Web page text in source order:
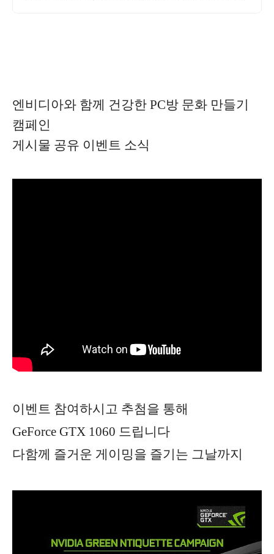
엔비디아와 함께 건강한 PC방 문화 만들기
캠페인
게시물 공유 이벤트 소식
이벤트 참여하시고 추첨을 통해
GeForce GTX 1060 드립니다
다함께 즐거운 게이밍을 즐기는 그날까지